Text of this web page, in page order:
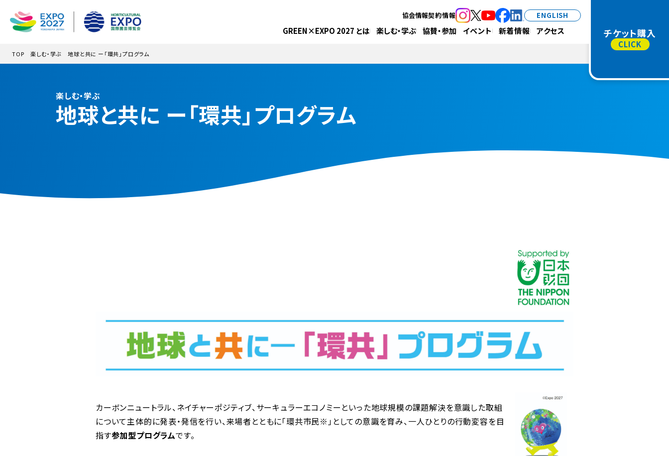
GREEN×EXPO 2027 とは 楽しむ・学ぶ 協賛・参加 イベント 新着情報 アクセス
協会情報契約情報
（新規タブで開きます）
（新規タブで開きます）
（新規タブで開きます）
（新規タブで開きます）
（新規タブで開きます）
ENGLISH
チケット購入
TOP 楽しむ・学ぶ 地球と共に ー「環共」プログラム
楽しむ・学ぶ
地球と共に ー「環共」プログラム
カーボンニュートラル、ネイチャーポジティブ、サーキュラーエコノミーといった地球規模の課題解決を意識した取組
について主体的に発表・発信を行い、来場者とともに「環共市民※」としての意識を育み、一人ひとりの行動変容を目
指す参加型プログラムです。